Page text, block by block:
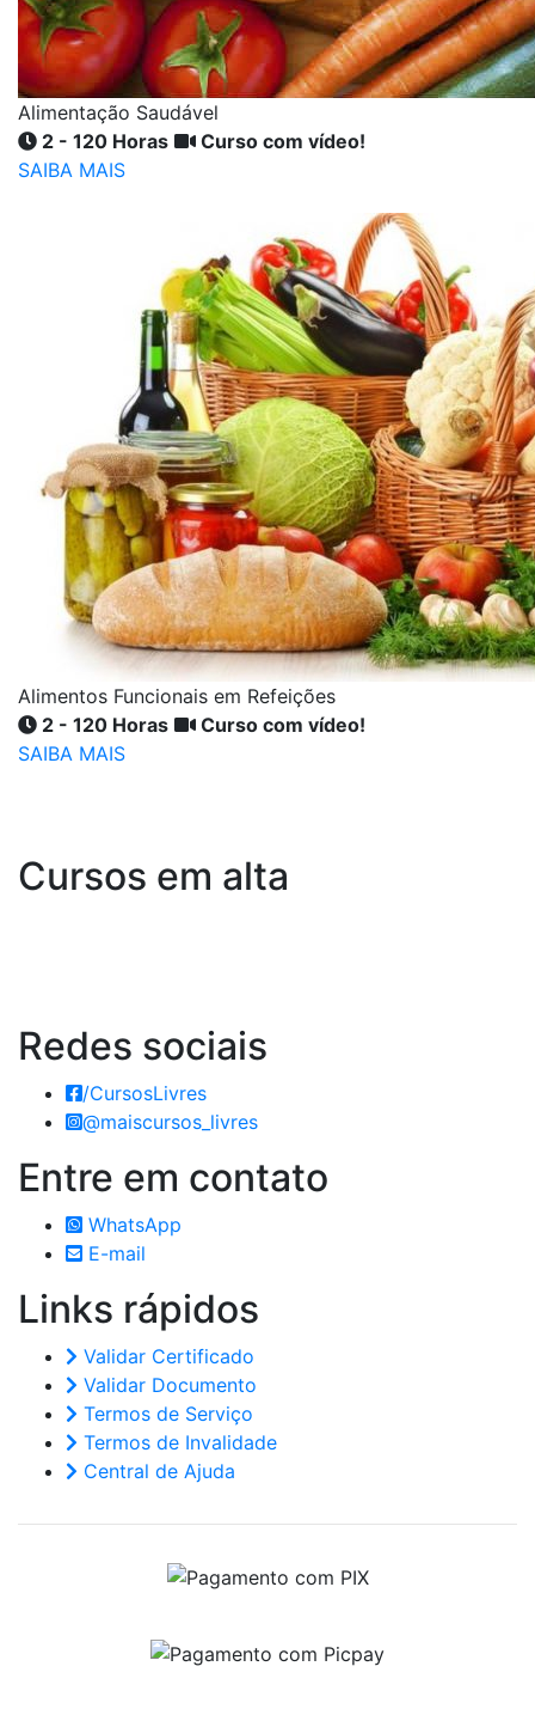
Alimentação Saudável
2 - 120 Horas
Curso com vídeo!
SAIBA MAIS
Alimentos Funcionais em Refeições
2 - 120 Horas
Curso com vídeo!
SAIBA MAIS
Cursos em alta
Redes sociais
/CursosLivres
@maiscursos_livres
Entre em contato
WhatsApp
E-mail
Links rápidos
Validar Certificado
Validar Documento
Termos de Serviço
Termos de Invalidade
Central de Ajuda